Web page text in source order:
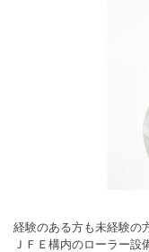
経験のある方も未経験の
ＪＦＥ構内のローラー設